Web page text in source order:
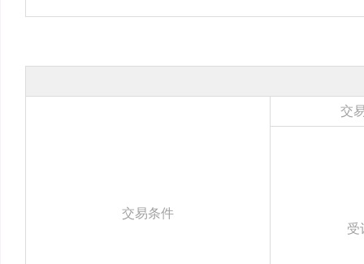
交易条件
交
受